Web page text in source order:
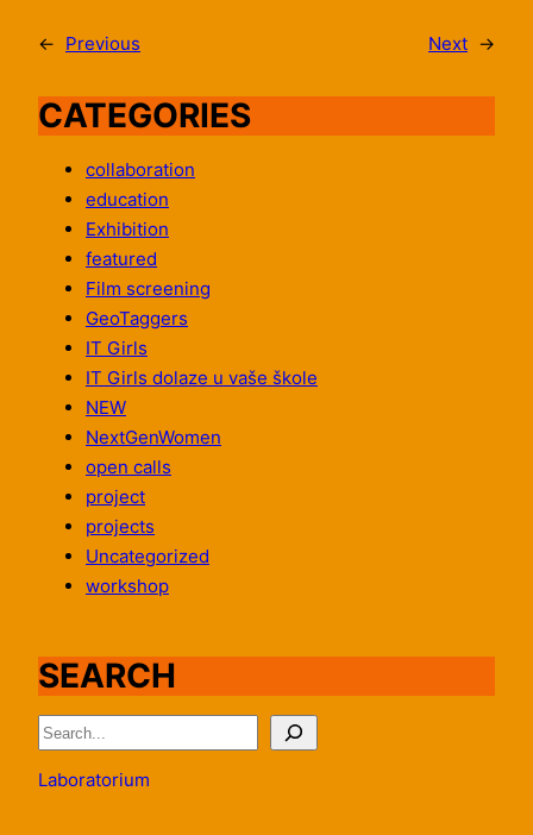
← Previous Next →
CATEGORIES
collaboration
education
Exhibition
featured
Film screening
GeoTaggers
IT Girls
IT Girls dolaze u vaše škole
NEW
NextGenWomen
open calls
project
projects
Uncategorized
workshop
SEARCH
S
e
a
Laboratorium